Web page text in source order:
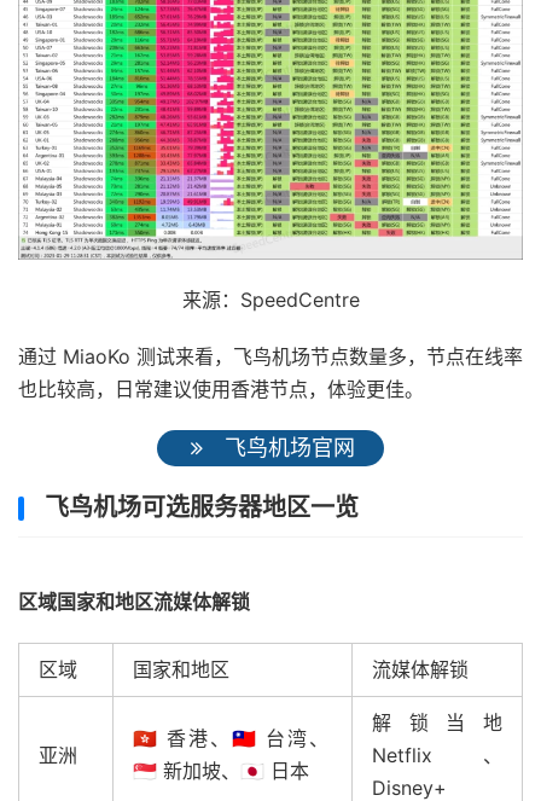
来源：SpeedCentre
通过 MiaoKo 测试来看，飞鸟机场节点数量多，节点在线率
也比较高，日常建议使用香港节点，体验更佳。
飞鸟机场官网
飞鸟机场可选服务器地区一览
区域国家和地区流媒体解锁
区域 国家和地区 流媒体解锁
亚洲
🇭🇰 香港、🇹🇼 台湾、
🇸🇬 新加坡、🇯🇵 日本
解锁当地
Netflix、
Disney+